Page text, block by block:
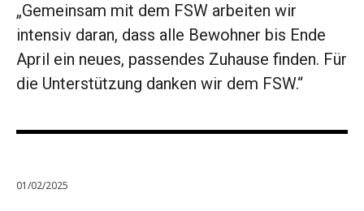
„Gemeinsam mit dem FSW arbeiten wir
intensiv daran, dass alle Bewohner bis Ende
April ein neues, passendes Zuhause finden. Für
die Unterstützung danken wir dem FSW.“
01/02/2025